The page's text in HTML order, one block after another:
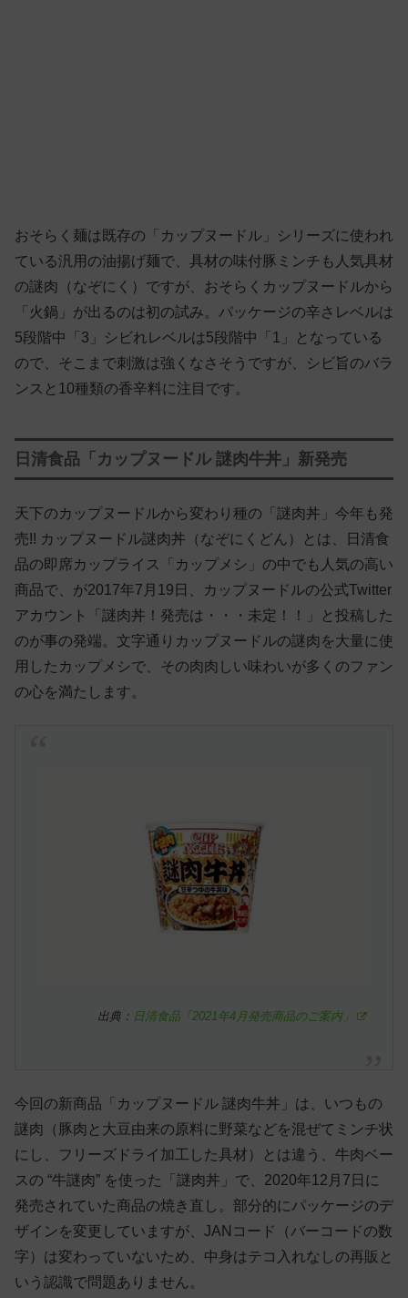
おそらく麺は既存の「カップヌードル」シリーズに使われ
ている汎用の油揚げ麺で、具材の味付豚ミンチも人気具材
の謎肉（なぞにく）ですが、おそらくカップヌードルから
「火鍋」が出るのは初の試み。パッケージの辛さレベルは
5段階中「3」シビれレベルは5段階中「1」となっている
ので、そこまで刺激は強くなさそうですが、シビ旨のバラ
ンスと10種類の香辛料に注目です。
日清食品「カップヌードル 謎肉牛丼」新発売
天下のカップヌードルから変わり種の「謎肉丼」今年も発
売!! カップヌードル謎肉丼（なぞにくどん）とは、日清食
品の即席カップライス「カップメシ」の中でも人気の高い
商品で、が2017年7月19日、カップヌードルの公式Twitter
アカウント「謎肉丼！発売は・・・未定！！」と投稿した
のが事の発端。文字通りカップヌードルの謎肉を大量に使
用したカップメシで、その肉肉しい味わいが多くのファン
の心を満たします。
出典： 日清食品「2021年4月発売商品のご案内」
今回の新商品「カップヌードル 謎肉牛丼」は、いつもの
謎肉（豚肉と大豆由来の原料に野菜などを混ぜてミンチ状
にし、フリーズドライ加工した具材）とは違う、牛肉ベー
スの “牛謎肉” を使った「謎肉丼」で、2020年12月7日に
発売されていた商品の焼き直し。部分的にパッケージのデ
ザインを変更していますが、JANコード（バーコードの数
字）は変わっていないため、中身はテコ入れなしの再販と
いう認識で問題ありません。